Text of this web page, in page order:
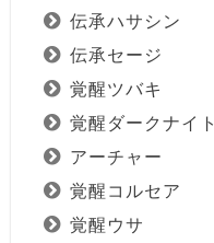
伝承ハサシン
伝承セージ
覚醒ツバキ
覚醒ダークナイト
アーチャー
覚醒コルセア
覚醒ウサ